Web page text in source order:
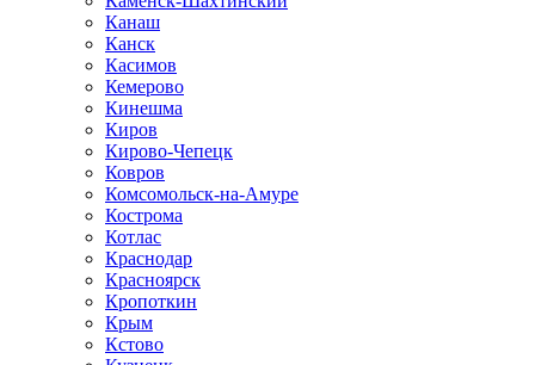
Канаш
Канск
Касимов
Кемерово
Кинешма
Киров
Кирово-Чепецк
Ковров
Комсомольск-на-Амуре
Кострома
Котлас
Краснодар
Красноярск
Кропоткин
Крым
Кстово